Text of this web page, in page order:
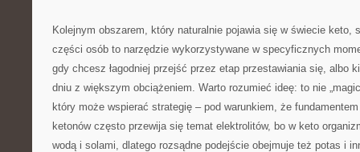
Kolejnym obszarem, który naturalnie pojawia się w świecie keto,
części osób to narzędzie wykorzystywane w specyficznych
gdy chcesz łagodniej przejść przez etap przestawiania się, albo
dniu z większym obciążeniem. Warto rozumieć ideę: to nie
który może wspierać strategię – pod warunkiem, że
ketonów często przewija się temat elektrolitów, bo w keto
wodą i solami, dlatego rozsądne podejście obejmuje też potas i